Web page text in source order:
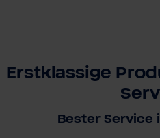
Erstklassige
Bester Service